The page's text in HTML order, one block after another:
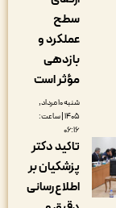
عملکرد و
بازدهی
مؤثر است
شنبه ۱۰ مرداد,
۱۴۰۵ | ساعت:
تاکید دکتر
پزشکیان بر
اطلاع‌رسانی